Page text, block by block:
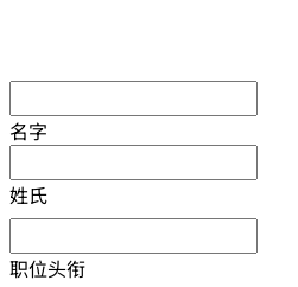
名字
姓氏
职位头衔